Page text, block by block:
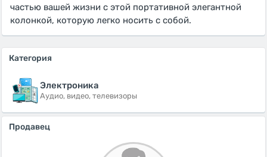
частью вашей жизни с этой портативной элегантной
колонкой, которую легко носить с собой.
Категория
Электроника
Аудио, видео, телевизоры
Продавец